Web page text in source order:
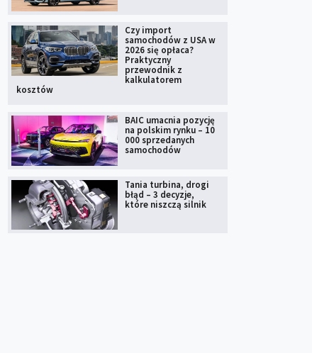
Czy import
samochodów z USA w
2026 się opłaca?
Praktyczny
przewodnik z
kalkulatorem
kosztów
BAIC umacnia pozycję
na polskim rynku – 10
000 sprzedanych
samochodów
Tania turbina, drogi
błąd – 3 decyzje,
które niszczą silnik